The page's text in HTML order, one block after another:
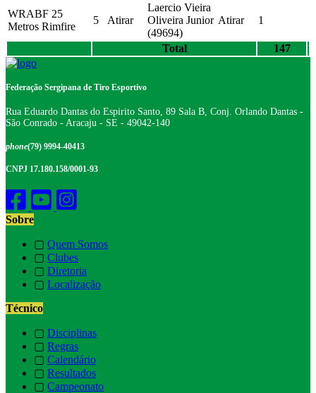
WRABF 25
Metros Rimfire
5 Atirar
Laercio Vieira
Oliveira Junior
(49694)
Atirar 1
Total 147
Federação Sergipana de Tiro Esportivo
Rua Eduardo Dantas do Espirito Santo, 89 Sala B, Conj. Orlando Dantas -
São Conrado - Aracaju - SE - 49042-140
phone(79) 9994-40413
CNPJ 17.180.158/0001-93
Sobre
▢ Quem Somos
▢ Clubes
▢ Diretoria
▢ Localização
Técnico
▢ Disciplinas
▢ Regras
▢ Calendário
▢ Resultados
▢ Campeonato